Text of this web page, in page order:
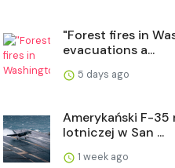
"Forest fires in
evacuations a...
5 days ago
Amerykański F-35
lotniczej w San ...
1 week ago